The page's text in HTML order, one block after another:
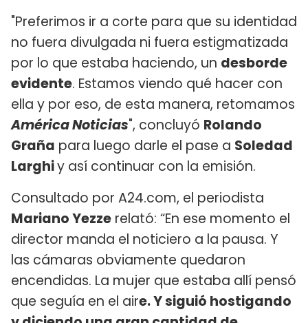
"Preferimos ir a corte para que su identidad
no fuera divulgada ni fuera estigmatizada
por lo que estaba haciendo, un desborde
evidente. Estamos viendo qué hacer con
ella y por eso, de esta manera, retomamos
América Noticias", concluyó Rolando
Graña para luego darle el pase a Soledad
Larghiy así continuar con la emisión.
Consultado por A24.com, el periodista
Mariano Yezze relató: “En ese momento el
director manda el noticiero a la pausa. Y
las cámaras obviamente quedaron
encendidas. La mujer que estaba allí pensó
que seguía en el aire. Y siguió hostigando